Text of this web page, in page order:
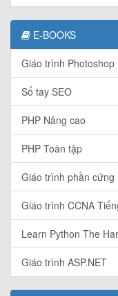
E-BOOKS
Giáo trình Photoshop
Sổ tay SEO
PHP Nâng cao
PHP Toàn tập
Giáo trình phần cứng
Giáo trình CCNA
Learn Python The
Giáo trình ASP.NET